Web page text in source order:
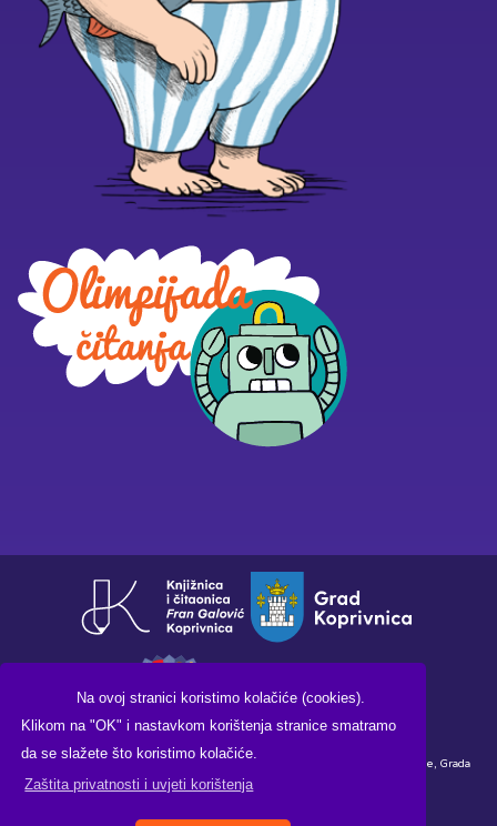
Na ovoj stranici koristimo kolačiće (cookies).
Klikom na "OK" i nastavkom korištenja stranice smatramo
da se slažete što koristimo kolačiće.
Zaštita privatnosti i uvjeti korištenja
Financirano sredstvima Ministarstva kulture i medija Republike Hrvatske, Grada
Koprivnice i Knjižnice i čitaonice "Fran Galović" Koprivnica.